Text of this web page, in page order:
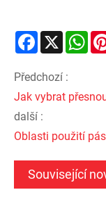
Facebook
X
Předchozí :
Jak vybrat
další :
Oblasti použití
Související